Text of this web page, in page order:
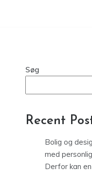
Søg
Recent
Bolig og
med
Derfor kan